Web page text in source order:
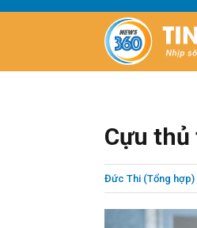
Cựu
Đức Thi (Tổng hợp)